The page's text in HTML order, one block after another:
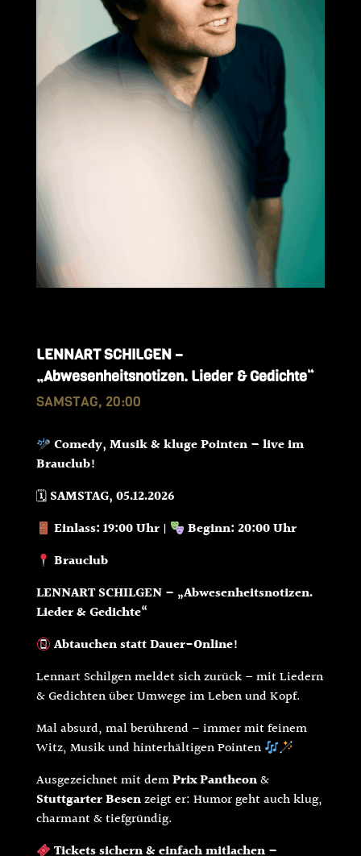
LENNART SCHILGEN –
„Abwesenheitsnotizen. Lieder & Gedichte“
SAMSTAG, 20:00
Comedy, Musik & kluge Pointen – live im
Brauclub!
🗓 SAMSTAG, 05.12.2026
Einlass: 19:00 Uhr |
Beginn: 20:00 Uhr
Brauclub
LENNART SCHILGEN – „Abwesenheitsnotizen.
Lieder & Gedichte“
Abtauchen statt Dauer-Online!
Lennart Schilgen meldet sich zurück – mit Liedern
& Gedichten über Umwege im Leben und Kopf.
Mal absurd, mal berührend – immer mit feinem
Witz, Musik und hinterhältigen Pointen
Ausgezeichnet mit demPrix Pantheon&
Stuttgarter Besenzeigt er: Humor geht auch klug,
charmant & tiefgründig.
Tickets sichern & einfach mitlachen –